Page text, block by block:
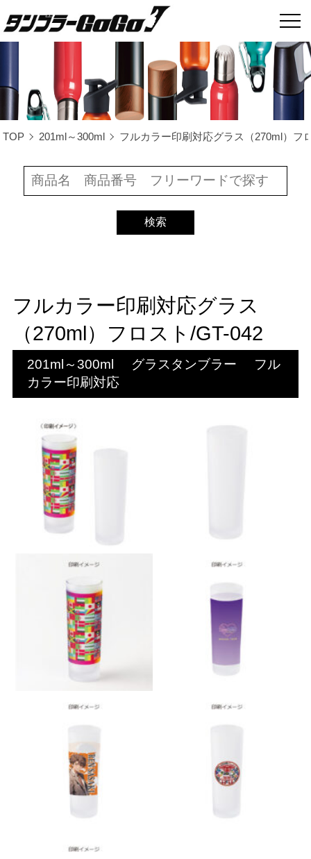
TOP 201ml～300ml フルカラー印刷対応グラス（270ml）フ
フルカラー印刷対応グラス
（270ml）フロスト/GT-042
201ml～300ml グラスタンブラー
フル
カラー印刷対応